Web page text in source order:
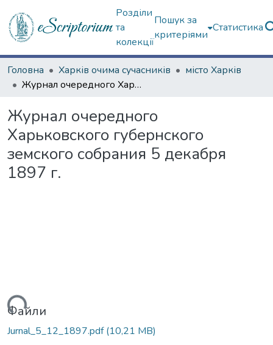
Розділи
та
колекції
Пошук за
критеріями
Статистика
Головна Харків очима сучасників
місто Харків
Журнал очередного Харьковского губернского земского собрания 5 декабря 1897 г.
Журнал очередного
Харьковского губернского
земского собрания 5 декабря
1897 г.
Файли
Jurnal_5_12_1897.pdf(10,21 MB)